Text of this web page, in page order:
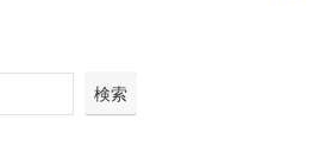
検索